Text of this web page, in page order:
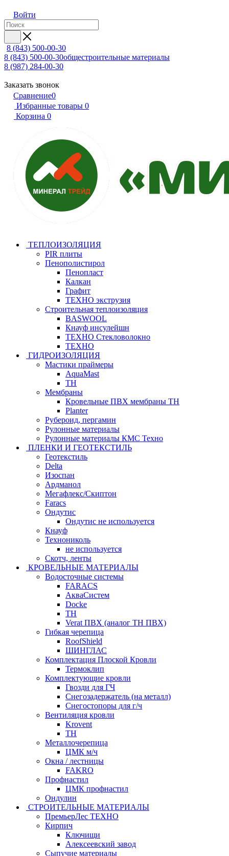
Войти
8 (843) 500-00-30
8 (843) 500-00-30общестроительные материалы
8 (987) 284-00-30
Заказать звонок
Сравнение0
Избранные товары 0
Корзина 0
ТЕПЛОИЗОЛЯЦИЯ
PIR плиты
Пенополистирол
Пенопласт
Калкан
Графит
ТЕХНО экструзия
Строительная теплоизоляция
BASWOOL
Кнауф инсулейшн
ТЕХНО Стекловолокно
ТЕХНО
ГИДРОИЗОЛЯЦИЯ
Мастики праймеры
AquaMast
ТН
Мембраны
Кровельные ПВХ мембраны ТН
Planter
Рубероид, пергамин
Рулонные материалы
Рулонные материалы КМС Техно
ПЛЕНКИ И ГЕОТЕКСТИЛЬ
Геотекстиль
Delta
Изоспан
Ардманол
Мегафлекс/Скиптон
Faracs
Ондутис
Ондутис не используется
Кнауф
Технониколь
не используется
Скотч, ленты
КРОВЕЛЬНЫЕ МАТЕРИАЛЫ
Водосточные системы
FARACS
АкваСистем
Docke
ТН
Verat ПВХ (аналог ТН ПВХ)
Гибкая черепица
RoofShield
ШИНГЛАС
Комплектация Плоской Кровли
Термоклип
Комплектующие кровли
Гвозди для ГЧ
Снегозадержатель (на металл)
Снегостопоры для г/ч
Вентиляция кровли
Krovent
ТН
Металлочерепица
ЦМК м/ч
Окна / лестницы
FAKRO
Профнастил
ЦМК профнастил
Ондулин
СТРОИТЕЛЬНЫЕ МАТЕРИАЛЫ
ПремьерЛес ТЕХНО
Кирпич
Ключищи
Алексеевский завод
Сыпучие материалы